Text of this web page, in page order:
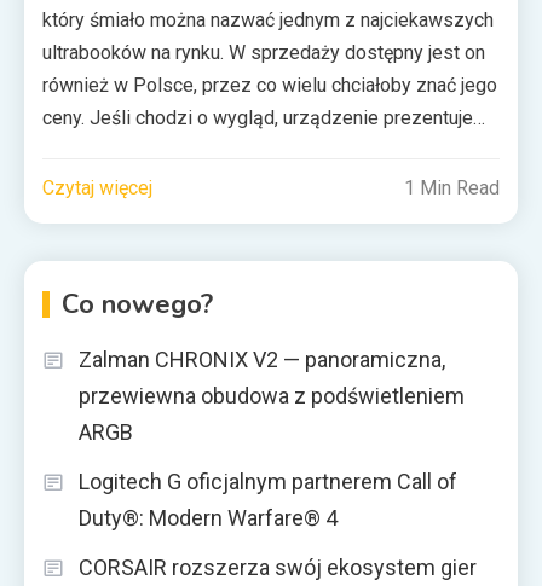
który śmiało można nazwać jednym z najciekawszych
ultrabooków na rynku. W sprzedaży dostępny jest on
również w Polsce, przez co wielu chciałoby znać jego
ceny. Jeśli chodzi o wygląd, urządzenie prezentuje
reklamuje tego notebooka jako najmniejszego na
Czytaj więcej 1 Min Read
Co nowego?
Zalman CHRONIX V2 — panoramiczna,
przewiewna obudowa z podświetleniem
ARGB
Logitech G oficjalnym partnerem Call of
Duty®: Modern Warfare® 4
CORSAIR rozszerza swój ekosystem gier